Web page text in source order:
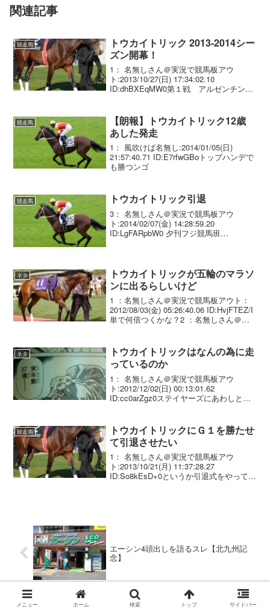
関連記事
競走馬
トウカイトリック 2013-2014シー
ズン開幕！
1： 名無しさん＠実況で競馬板アウ
ト:2013/10/27(日) 17:34:02.10
ID:dhBXEqMW0第１戦 アルゼンチン共
ステークス(...
競走馬
【朗報】トウカイトリック12歳
あした発走
1： 風吹けば名無し:2014/01/05(日)
21:57:40.71 ID:E7rfwGBoトップハンデで
も勝つンゴ
競走馬 トウカイトリック引退
3： 名無しさん＠実況で競馬板アウ
ト:2014/02/07(金) 14:28:59.20
ID:LgFARpbW0 夕刊フジ競馬班
ネタ
トウカイトリックが五輪のマラソ
ンに出るらしいけど
1 ：名無しさん＠実況で競馬板アウト：
2012/08/03(金) 05:26:40.06 ID:HvjFTEZ/I
単で何倍つくかな？2 ：名無しさん＠実
ネタ
トウカイトリックはなんの為に走
っているのか
1： 名無しさん＠実況で競馬板アウ
ト:2012/12/02(日) 00:13:01.62
ID:cc0arZgz0ステイヤーズにあわしとけ
競走馬
トウカイトリックにＧ１を勝たせ
て引退させたい
1： 名無しさん＠実況で競馬板アウ
ト:2013/10/21(月) 11:37:28.27
ID:So8kEsD+0というか引退式をやってあ
エーシン4頭出しを語るスレ【北九州記
念】
メニュー ホーム 検索 トップ サイドバー